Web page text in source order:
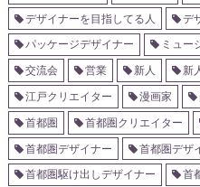
デザイナーを目指してる人
デ
パッケージデザイナー
ミュー
交流会
営業 新人 新
江戸クリエイター
漫画家
首都圏
首都圏クリエイター
首都圏デザイナー
首都圏デザ
首都圏駆け出しデザイナー
首